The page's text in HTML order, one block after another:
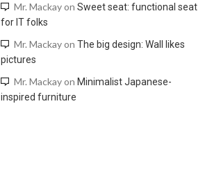
Mr. Mackayon Sweet seat: functional seat
for IT folks
Mr. Mackayon The big design: Wall likes
pictures
Mr. Mackayon Minimalist Japanese-
inspired furniture